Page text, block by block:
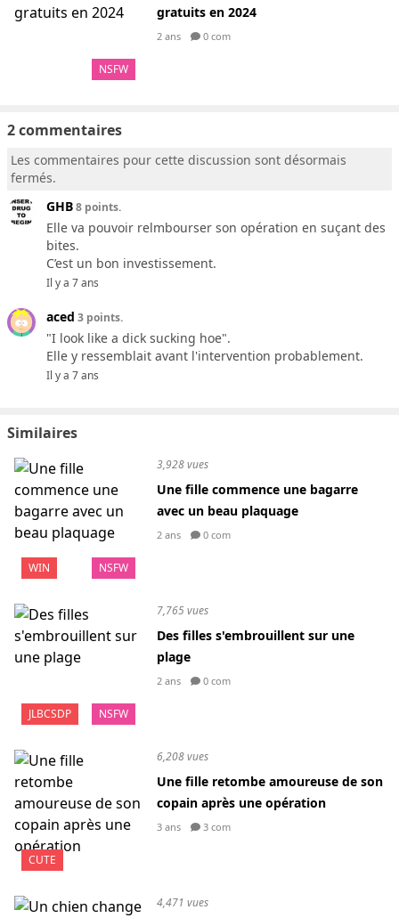
NSFW
gratuits en 2024
2 ans 0 com
2 commentaires
Les commentaires pour cette discussion sont désormais
fermés.
GHB8 points.
Elle va pouvoir relmbourser son opération en suçant des
bites.
C’est un bon investissement.
Il y a 7 ans
aced 3 points.
"I look like a dick sucking hoe".
Elle y ressemblait avant l'intervention probablement.
Il y a 7 ans
Similaires
WIN NSFW
3,928 vues
Une fille commence une bagarre
avec un beau plaquage
2 ans 0 com
JLBCSDP NSFW
7,765 vues
Des filles s'embrouillent sur une
plage
2 ans 0 com
CUTE
6,208 vues
Une fille retombe amoureuse de son
copain après une opération
3 ans 3 com
4,471 vues